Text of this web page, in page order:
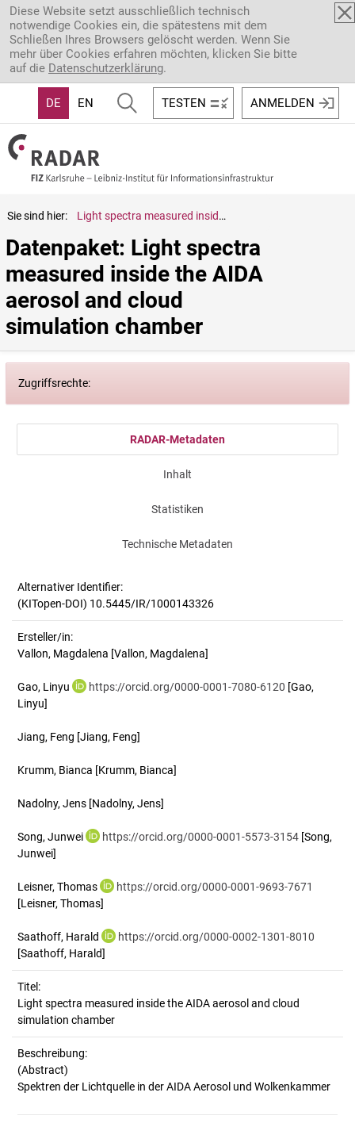
Direkt zum Inhalt
Diese Website setzt ausschließlich technisch
notwendige Cookies ein, die spätestens mit dem
Schließen Ihres Browsers gelöscht werden. Wenn Sie
mehr über Cookies erfahren möchten, klicken Sie bitte
auf die Datenschutzerklärung.
DE EN TESTEN ANMELDEN
Sie sind hier: Light spectra measured inside the AIDA aerosol and cloud simulation chamber
Datenpaket: Light spectra
measured inside the AIDA
aerosol and cloud
simulation chamber
Zugriffsrechte:
RADAR-Metadaten
Inhalt
Statistiken
Technische Metadaten
Alternativer Identifier:
(KITopen-DOI) 10.5445/IR/1000143326
Ersteller/in:
Vallon, Magdalena [Vallon, Magdalena]
Gao, Linyu https://orcid.org/0000-0001-7080-6120 [Gao,
Linyu]
Jiang, Feng [Jiang, Feng]
Krumm, Bianca [Krumm, Bianca]
Nadolny, Jens [Nadolny, Jens]
Song, Junwei https://orcid.org/0000-0001-5573-3154 [Song,
Junwei]
Leisner, Thomas
https://orcid.org/0000-0001-9693-7671
[Leisner, Thomas]
Saathoff, Harald
https://orcid.org/0000-0002-1301-8010
[Saathoff, Harald]
Titel:
Light spectra measured inside the AIDA aerosol and cloud
simulation chamber
Beschreibung:
(Abstract)